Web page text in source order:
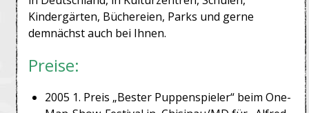
Kindergärten, Büchereien, Parks und gerne
demnächst auch bei Ihnen.
Preise:
2005 1. Preis „Bester Puppenspieler“ beim One-